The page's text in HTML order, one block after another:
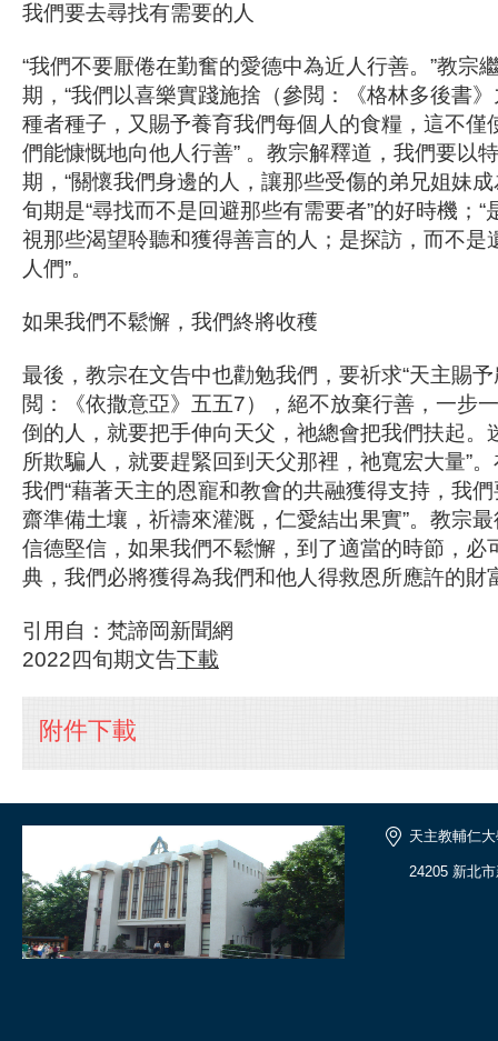
我們要去尋找有需要的人
“我們不要厭倦在勤奮的愛德中為近人行善。”教宗
期，“我們以喜樂實踐施捨（參閲：《格林多後書》
種者種子，又賜予養育我們每個人的食糧，這不僅
們能慷慨地向他人行善” 。教宗解釋道，我們要以
期，“關懷我們身邊的人，讓那些受傷的弟兄姐妹
旬期是“尋找而不是回避那些有需要者”的好時機；
視那些渴望聆聽和獲得善言的人；是探訪，而不是
人們”。
如果我們不鬆懈，我們終將收穫
最後，教宗在文告中也勸勉我們，要祈求“天主賜
閲：《依撒意亞》五五7），絕不放棄行善，一步
倒的人，就要把手伸向天父，祂總會把我們扶起。
所欺騙人，就要趕緊回到天父那裡，祂寬宏大量”
我們“藉著天主的恩寵和教會的共融獲得支持，我
齋準備土壤，祈禱來灌溉，仁愛結出果實”。教宗
信德堅信，如果我們不鬆懈，到了適當的時節，必
典，我們必將獲得為我們和他人得救恩所應許的財
引用自：梵諦岡新聞網
2022四旬期文告下載
附件下載
天主教輔仁
24205 新北